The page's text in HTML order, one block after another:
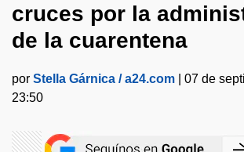
cruces por la
de la cuarentena
por Stella Gárnica / a24.com
07 de
23:50